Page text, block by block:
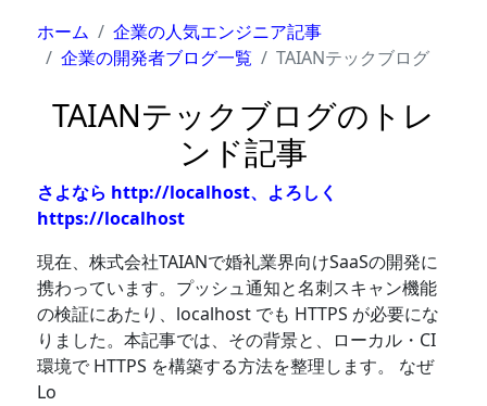
ホーム
企業の人気エンジニア記事
企業の開発者ブログ一覧
TAIANテックブログ
TAIANテックブログのトレ
ンド記事
さよなら http://localhost、よろしく
https://localhost
現在、株式会社TAIANで婚礼業界向けSaaSの開発に
携わっています。プッシュ通知と名刺スキャン機能
の検証にあたり、localhost でも HTTPS が必要にな
りました。本記事では、その背景と、ローカル・CI
環境で HTTPS を構築する方法を整理します。 なぜ
Lo